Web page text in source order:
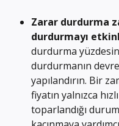
Zarar durdurma
durdurmayı
durdurma
durdurmanın
yapılandırın. Bir
fiyatın yalnızca
toparlandığı